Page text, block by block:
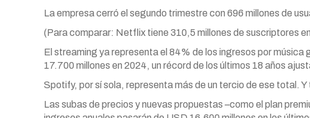
La empresa cerró el segundo trimestre con 696 millones de
(Para comparar: Netflix tiene 310,5 millones de suscriptores
El streaming ya representa el 84% de los ingresos por
17.700 millones en 2024, un récord de los últimos 18 años
Spotify, por sí sola, representa más de un tercio de ese total.
Las subas de precios y nuevas propuestas –como el plan